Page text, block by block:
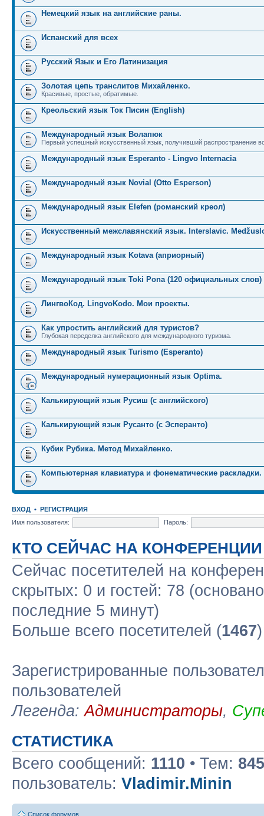
Немецкий язык на английские раны.
Испанский для всех
Русский Язык и Его Латинизация
Золотая цепь транслитов Михайленко.
Красивые, простые, обратимые.
Креольский язык Ток Писин (English)
Международный язык Волапюк
Первый успешный искусственный язык, получивший распространение
Международный язык Esperanto - Lingvo Internacia
Международный язык Novial (Otto Esperson)
Международный язык Elefen (романский креол)
Искусственный межславянский язык. Interslavic.
Международный язык Kotava (априорный)
Международный язык Toki Pona (120 официальных слов)
ЛингвоКод. LingvoKodo. Мои проекты.
Как упростить английский для туристов?
Глубокая переделка английского для международного туризма.
Международный язык Turismo (Esperanto)
Международный нумерационный язык Optima.
Калькирующий язык Русиш (с английского)
Калькирующий язык Русанто (с Эсперанто)
Кубик Рубика. Метод Михайленко.
Компьютерная клавиатура и фонематические раскладки.
ВХОД • РЕГИСТРАЦИЯ
Имя пользователя:
Пароль:
КТО СЕЙЧАС НА КОНФЕРЕНЦИИ
Сейчас посетителей на
скрытых: 0 и гостей: 78
последние 5 минут)
Больше всего посетителей (1467
Зарегистрированные
пользователей
Легенда:Администраторы,
СТАТИСТИКА
Всего сообщений: 1110 • Тем: 845
пользователь: Vladimir.Minin
Список форумов